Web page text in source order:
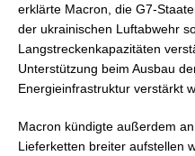
erklärte Macron, die G7-
der ukrainischen Luftabwehr
Langstreckenkapazitäten
Unterstützung beim Ausbau
Energieinfrastruktur verstärkt
Macron kündigte außerdem
Lieferketten breiter aufstellen